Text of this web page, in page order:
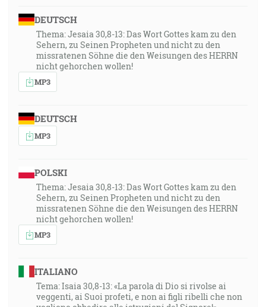
DEUTSCH
Thema: Jesaia 30,8-13: Das Wort Gottes kam zu den
Sehern, zu Seinen Propheten und nicht zu den
missratenen Söhne die den Weisungen des HERRN
nicht gehorchen wollen!
MP3
DEUTSCH
MP3
POLSKI
Thema: Jesaia 30,8-13: Das Wort Gottes kam zu den
Sehern, zu Seinen Propheten und nicht zu den
missratenen Söhne die den Weisungen des HERRN
nicht gehorchen wollen!
MP3
ITALIANO
Tema: Isaia 30,8-13: «La parola di Dio si rivolse ai
veggenti, ai Suoi profeti, e non ai figli ribelli che non